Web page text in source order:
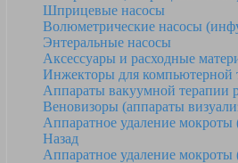
Шприцевые насосы
Волюметрические насосы
Энтеральные насосы
Аксессуары и расходные
Инжекторы для
Аппараты вакуумной терапии
Веновизоры (аппараты
Аппаратное удаление мокроты
Назад
Аппаратное удаление мокроты